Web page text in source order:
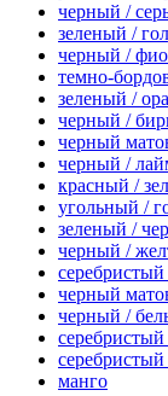
черный /
зеленый /
черный /
темно-
зеленый /
черный /
черный
черный /
красный /
угольный /
зеленый /
черный /
черный
черный /
манго